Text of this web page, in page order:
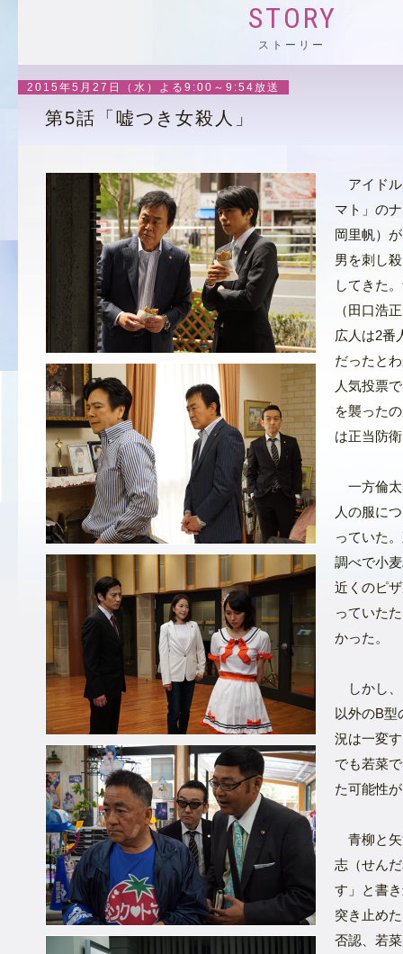
STORY
ストーリー
2015年5月27日（水）よる9:00～9:54放送
第5話「嘘つき女殺人」
アイドル
マト」の
岡里帆）
男を刺し
してきた
（田口浩
広人は2番
だったと
人気投票
を襲った
は正当防
一方倫太
人の服に
っていた
調べで小
近くのピ
っていた
かった。
しかし、
以外のB型
況は一変
でも若菜
た可能性
青柳と矢
志（せん
す」と書
突き止め
否認、若